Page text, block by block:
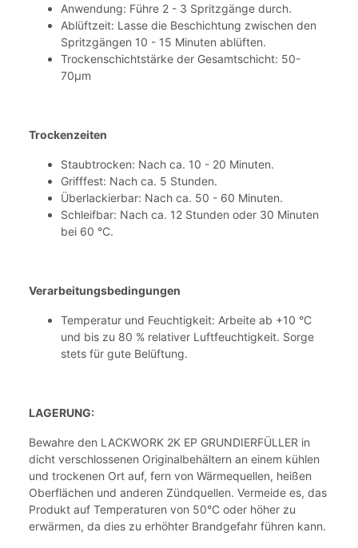
Anwendung: Führe 2 - 3 Spritzgänge durch.
Ablüftzeit: Lasse die Beschichtung zwischen den
Spritzgängen 10 - 15 Minuten ablüften.
Trockenschichtstärke der Gesamtschicht: 50-
70µm
Trockenzeiten
Staubtrocken: Nach ca. 10 - 20 Minuten.
Grifffest: Nach ca. 5 Stunden.
Überlackierbar: Nach ca. 50 - 60 Minuten.
Schleifbar: Nach ca. 12 Stunden oder 30 Minuten
bei 60 °C.
Verarbeitungsbedingungen
Temperatur und Feuchtigkeit: Arbeite ab +10 °C
und bis zu 80 % relativer Luftfeuchtigkeit. Sorge
stets für gute Belüftung.
LAGERUNG:
Bewahre den LACKWORK 2K EP GRUNDIERFÜLLER in
dicht verschlossenen Originalbehältern an einem kühlen
und trockenen Ort auf, fern von Wärmequellen, heißen
Oberflächen und anderen Zündquellen. Vermeide es, das
Produkt auf Temperaturen von 50°C oder höher zu
erwärmen, da dies zu erhöhter Brandgefahr führen kann.